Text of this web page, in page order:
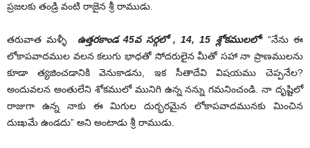
ప్రజలకు తండ్రి వంటి రాజైన శ్రీ రాముడు.
తరువాత మళ్ళీ ఉత్తరకాండ 45వ సర్గలో,14,15 శ్లోకములలో* “నేను ఈ
లోకాపవాదముల వలన కలుగు భాధతో సోదరులైన మీతో సహా నా ప్రాణములను
కూడా త్యజించడానికి వెనుకాడను, ఇక సీతాదేవి విషయము చెప్పనేల?
అందువలన అంతులేని శోకములో మునిగి ఉన్న నన్ను గమనించండి. నా దృష్టిలో
రాజుగా ఉన్న నాకు ఈ మిగుల దుర్భరమైన లోకాపవాదమునకు మించిన
దుఃఖమే ఉండదు” అని అంటాడు శ్రీ రాముడు.